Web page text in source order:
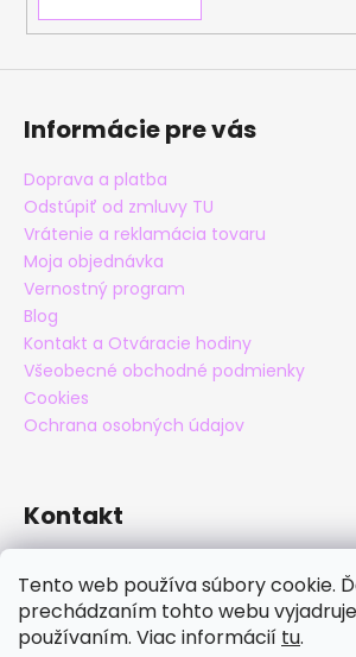
Tento web používa súbory cookie.
prechádzaním tohto webu
používaním. Viac informácií tu.
Informácie pre vás
Doprava a platba
Odstúpiť od zmluvy TU
Vrátenie a reklamácia tovaru
Moja objednávka
Vernostný program
Blog
Kontakt a Otváracie hodiny
Všeobecné obchodné podmienky
Cookies
Ochrana osobných údajov
Kontakt
+421 905 838 706
maxatko
maxatko_barefoot